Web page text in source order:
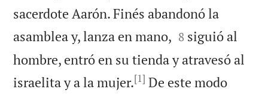
sacerdote Aarón. Finés abandonó la
asamblea y, lanza en mano, 

8 siguió al
hombre, entró en su tienda y atravesó al
israelita y a la mujer.[1] De este modo